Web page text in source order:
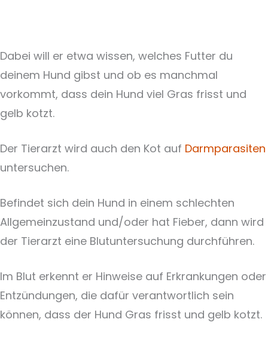
Dabei will er etwa wissen, welches Futter du
deinem Hund gibst und ob es manchmal
vorkommt, dass dein Hund viel Gras frisst und
gelb kotzt.
Der Tierarzt wird auch den Kot auf Darmparasiten
untersuchen.
Befindet sich dein Hund in einem schlechten
Allgemeinzustand und/oder hat Fieber, dann wird
der Tierarzt eine Blutuntersuchung durchführen.
Im Blut erkennt er Hinweise auf Erkrankungen oder
Entzündungen, die dafür verantwortlich sein
können, dass der Hund Gras frisst und gelb kotzt.